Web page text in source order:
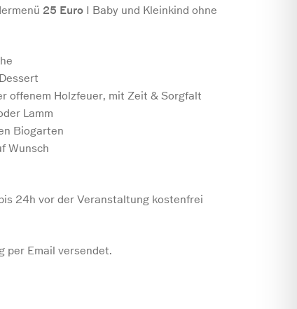
25 EuroI Baby und Kleinkind ohne
offenem Holzfeuer, mit Zeit & Sorgfalt
Lamm
Biogarten
Wunsch
24h vor der Veranstaltung kostenfrei
per Email versendet.